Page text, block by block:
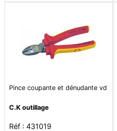
Pince coupante et dénudante vd
C.K outillage
Réf : 431019